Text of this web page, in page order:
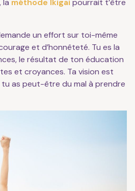
la méthode Ikigai pourrait t’être
un effort sur toi-même
et d’honnêteté. Tu es la
le résultat de ton éducation
et croyances. Ta vision est
as peut-être du mal à prendre